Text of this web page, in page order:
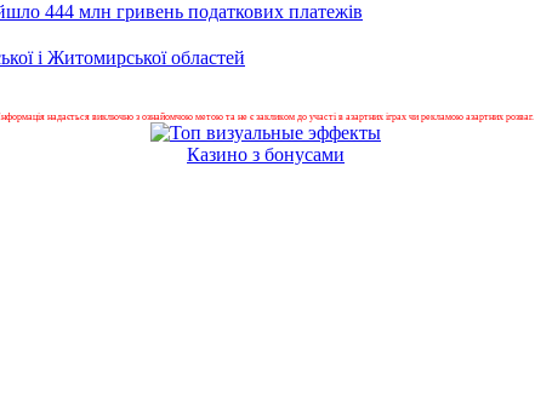
444 млн гривень податкових платежів
і Житомирської областей
надається виключно з ознайомчою метою та не є закликом до участі в азартних іграх чи рекламою азартних розваг.
Казино з бонусами